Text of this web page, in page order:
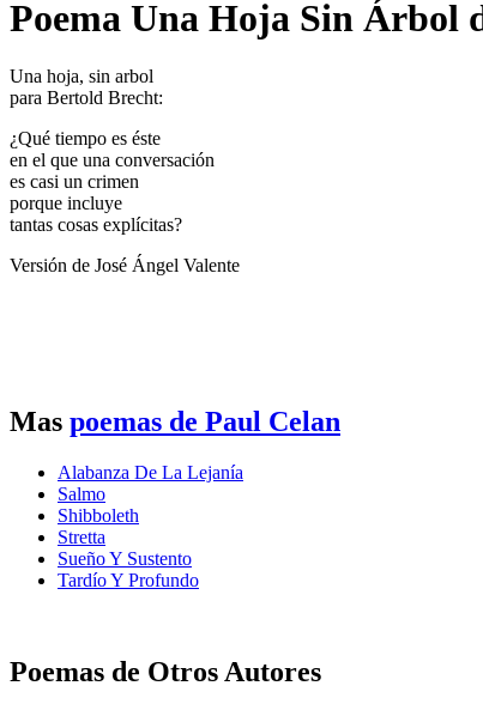
Poema Una Hoja Sin Árbol
Una hoja, sin arbol
para Bertold Brecht:
¿Qué tiempo es éste
en el que una conversación
es casi un crimen
porque incluye
tantas cosas explícitas?
Versión de José Ángel Valente
Mas poemas de Paul Celan
Alabanza De La Lejanía
Salmo
Shibboleth
Stretta
Sueño Y Sustento
Tardío Y Profundo
Poemas de Otros Autores